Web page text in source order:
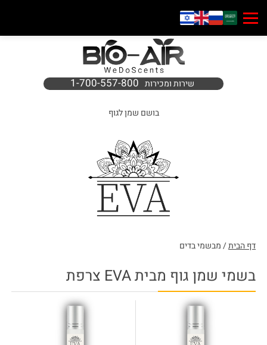
שירות ומכירות 1-700-557-800
בושם שמן לגוף
דף הבית/ מבשמי בדים
בשמי שמן גוף מבית EVA צרפת